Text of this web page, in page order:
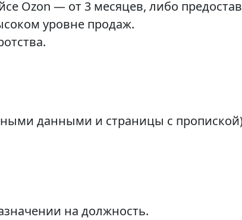
Ozon — от 3 месяцев, либо
уровне продаж.
данными и страницы с
на должность.